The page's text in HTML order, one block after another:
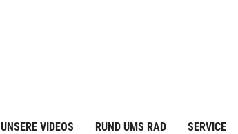
UNSERE VIDEOS RUND UMS RAD SERVICE